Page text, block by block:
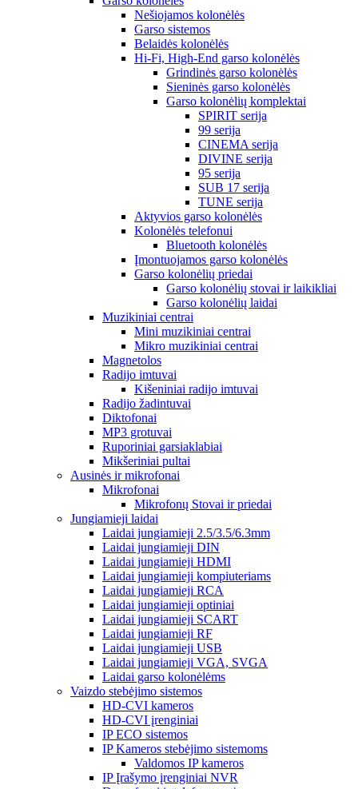
Nešiojamos kolonėlės
Garso sistemos
Belaidės kolonėlės
Hi-Fi, High-End garso kolonėlės
Grindinės garso kolonėlės
Sieninės garso kolonėlės
Garso kolonėlių komplektai
SPIRIT serija
99 serija
CINEMA serija
DIVINE serija
95 serija
SUB 17 serija
TUNE serija
Aktyvios garso kolonėlės
Kolonėlės telefonui
Bluetooth kolonėlės
Įmontuojamos garso kolonėlės
Garso kolonėlių priedai
Garso kolonėlių stovai ir laikikliai
Garso kolonėlių laidai
Muzikiniai centrai
Mini muzikiniai centrai
Mikro muzikiniai centrai
Magnetolos
Radijo imtuvai
Kišeniniai radijo imtuvai
Radijo žadintuvai
Diktofonai
MP3 grotuvai
Ruporiniai garsiaklabiai
Mikšeriniai pultai
Ausinės ir mikrofonai
Mikrofonai
Mikrofonų Stovai ir priedai
Jungiamieji laidai
Laidai jungiamieji 2.5/3.5/6.3mm
Laidai jungiamieji DIN
Laidai jungiamieji HDMI
Laidai jungiamieji kompiuteriams
Laidai jungiamieji RCA
Laidai jungiamieji optiniai
Laidai jungiamieji SCART
Laidai jungiamieji RF
Laidai jungiamieji USB
Laidai jungiamieji VGA, SVGA
Laidai garso kolonėlėms
Vaizdo stebėjimo sistemos
HD-CVI kameros
HD-CVI įrenginiai
IP ECO sistemos
IP Kameros stebėjimo sistemoms
Valdomos IP kameros
IP Įrašymo įrenginiai NVR